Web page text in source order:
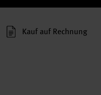
Kauf auf Rechnung